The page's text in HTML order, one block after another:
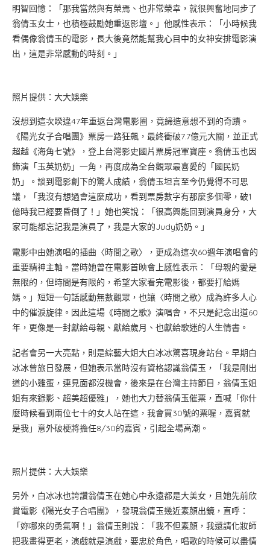
明智回憶：「那我當然與有榮焉、也非常榮幸，就很興奮地同步了
翁倩玉女士，也積極鼓勵她重返影壇。」他感性表示：「小時候我
看偶像翁倩玉的電影，長大後竟然能幫我心目中的女神安排電影演
出，這是非常感動的時刻。」
照片提供：大大娛樂
沒想到這次睽違47年重返台灣電影圈，竟締造意想不到的奇蹟。
《陽光女子合唱團》票房一路狂飆，最終衝破7.7億元大關，並正式
超越《海角七號》，登上台灣影史國片票房冠軍寶座。翁倩玉也因
飾演「玉英奶奶」一角，再度成為全台觀眾最喜愛的「國民奶
奶」。談到電影創下的驚人成績，翁倩玉坦言至今仍覺得不可思
議，「我沒有想過會這麼成功，看到票房數字有那麼多個零，破1
億時我已經要昏倒了！」她也笑說：「很高興能回到演員身分，大
家可能都忘記我是演員了，我是大家的Judy奶奶。」
電影中由她演唱的插曲〈時間之歌〉，更成為這次60週年演唱會的
重要精神主軸。當時她曾在電影首映會上感性表示：「母親的愛是
無限的，但時間是有限的，希望大家看完電影後，都要打給媽
媽。」短短一句話感動無數觀眾，也讓〈時間之歌〉成為許多人心
中的催淚旋律。因此這場《時間之歌》演唱會，不只是紀念出道60
年，更像是一封獻給母親、獻給歲月、也獻給歌迷的人生情書。
記者會另一大亮點，則是綜藝大姐大白冰冰驚喜現身站台。早期白
冰冰曾旅日發展，但她表示當時沒有資格認識翁倩玉，「我是剛出
道的小雞蛋，連見面都沒機會，後來是在台灣主持節目，翁倩玉姐
姐有來錄影、超美超優雅」，她也大力替翁倩玉催票，直喊「你什
麼時候看到兩位七十的女人站在這，我會買30號的票喔，嘉賓就
是我」意外破梗將擔任8/30的嘉賓，引起全場高潮。
照片提供：大大娛樂
另外，白冰冰也誇讚翁倩玉在她心中永遠都是大美女，且她先前欣
賞電影《陽光女子合唱團》，發現翁倩玉幾近素顏出鏡，直呼：
「妳哪來的勇氣啊！」翁倩玉則說：「我不但素顏，我還請化妝師
把我畫得更老，演戲就是演戲，要忠於角色，唱歌的時候可以盡情